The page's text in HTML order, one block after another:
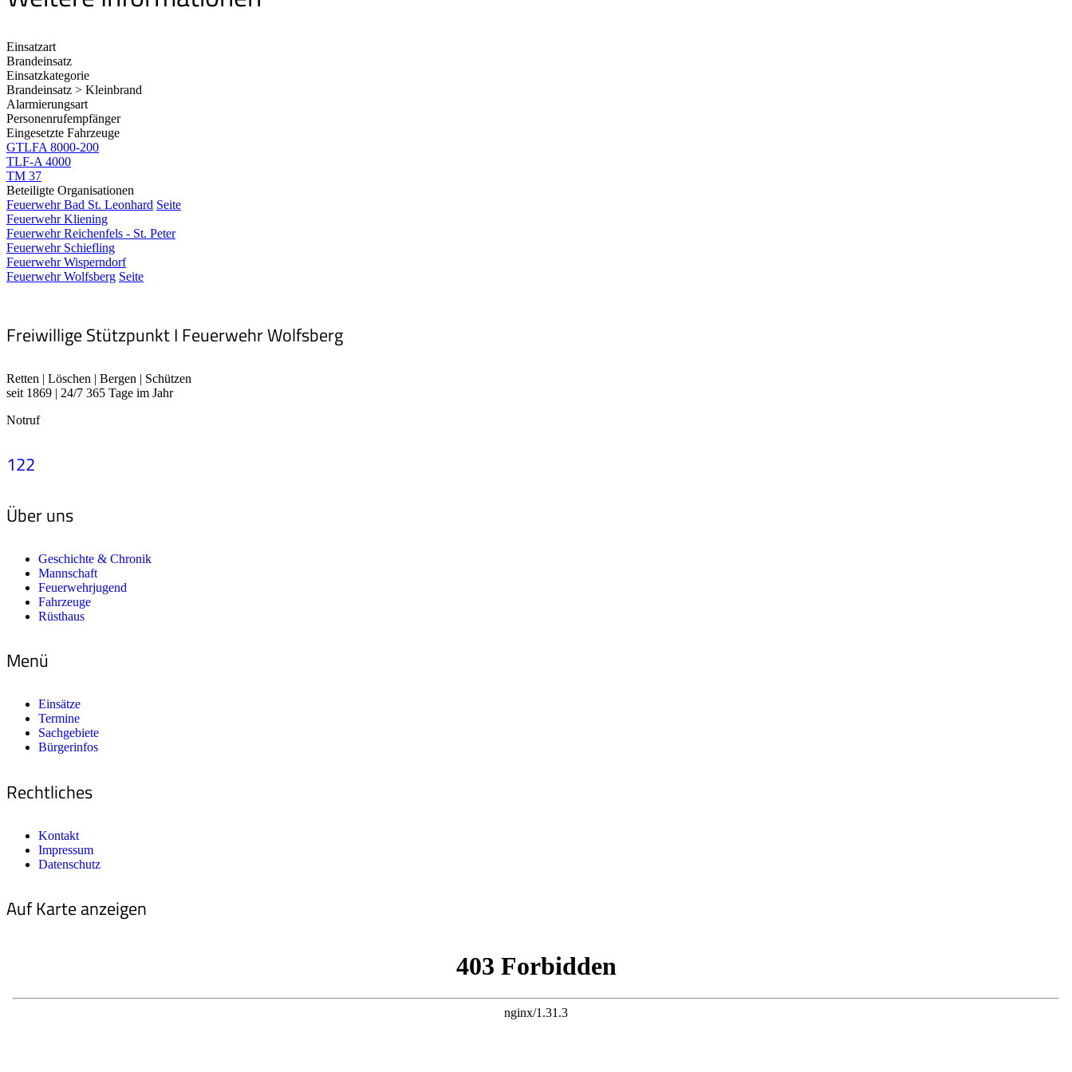
Einsatzart
Brandeinsatz
Einsatzkategorie
Brandeinsatz > Kleinbrand
Alarmierungsart
Personenrufempfänger
Eingesetzte Fahrzeuge
GTLFA 8000-200
TLF-A 4000
TM 37
Beteiligte Organisationen
Feuerwehr Bad St. Leonhard Seite
Feuerwehr Kliening
Feuerwehr Reichenfels - St. Peter
Feuerwehr Schiefling
Feuerwehr Wisperndorf
Feuerwehr Wolfsberg Seite
Freiwillige Stützpunkt I Feuerwehr Wolfsberg
Retten | Löschen | Bergen | Schützen
seit 1869 | 24/7 365 Tage im Jahr
Notruf
122
Über uns
Geschichte & Chronik
Mannschaft
Feuerwehrjugend
Fahrzeuge
Rüsthaus
Menü
Einsätze
Termine
Sachgebiete
Bürgerinfos
Rechtliches
Kontakt
Impressum
Datenschutz
Auf Karte anzeigen